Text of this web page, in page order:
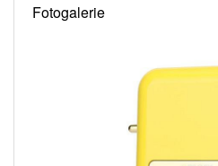
Fotogalerie